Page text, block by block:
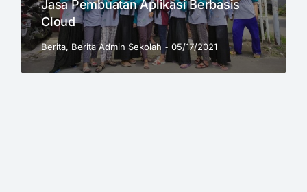
Jasa Pembuatan Aplikasi Berbasis
Cloud
Berita, Berita Admin Sekolah 05/17/2021